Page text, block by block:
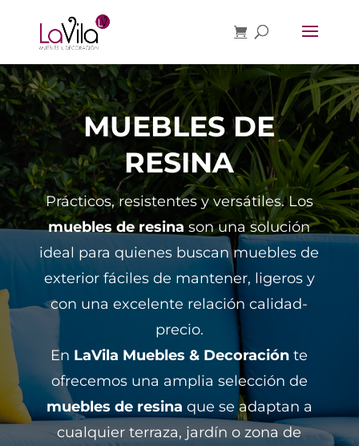
MUEBLES DE
RESINA
Prácticos, resistentes y versátiles. Los
muebles de resina son una solución
ideal para quienes buscan muebles de
exterior fáciles de mantener, ligeros y
con una excelente relación calidad-
precio.
En LaVila Muebles & Decoración te
ofrecemos una amplia selección de
muebles de resina que se adaptan a
cualquier terraza, jardín o zona de